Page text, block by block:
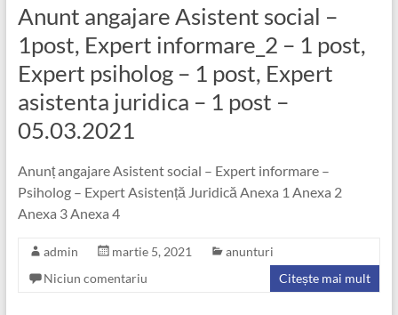
Anunt angajare Asistent social –
1post, Expert informare_2 – 1 post,
Expert psiholog – 1 post, Expert
asistenta juridica – 1 post –
05.03.2021
Anunț angajare Asistent social – Expert informare –
Psiholog – Expert Asistență Juridică Anexa 1 Anexa 2
Anexa 3 Anexa 4
admin martie 5, 2021
anunturi
Niciun comentariu
Citește mai mult